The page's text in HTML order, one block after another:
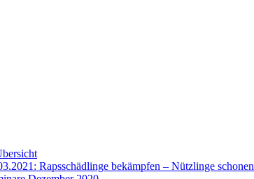
Rapsschädlinge bekämpfen – Nützlinge schonen